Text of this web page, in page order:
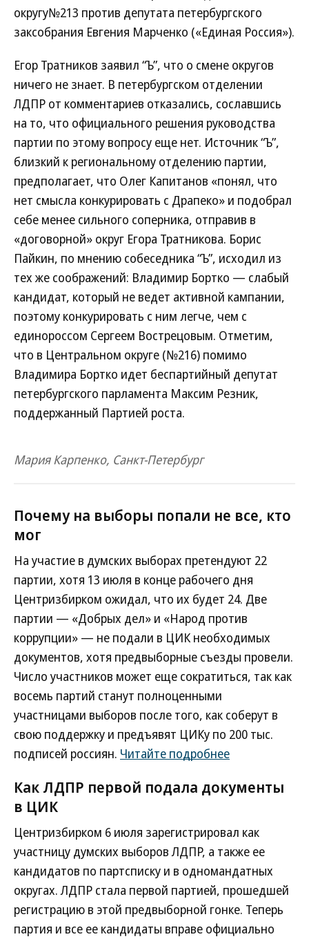
округу№213 против депутата петербургского
заксобрания Евгения Марченко («Единая Россия»).
Егор Тратников заявил “Ъ”, что о смене округов
ничего не знает. В петербургском отделении
ЛДПР от комментариев отказались, сославшись
на то, что официального решения руководства
партии по этому вопросу еще нет. Источник “Ъ”,
близкий к региональному отделению партии,
предполагает, что Олег Капитанов «понял, что
нет смысла конкурировать с Драпеко» и подобрал
себе менее сильного соперника, отправив в
«договорной» округ Егора Тратникова. Борис
Пайкин, по мнению собеседника “Ъ”, исходил из
тех же соображений: Владимир Бортко — слабый
кандидат, который не ведет активной кампании,
поэтому конкурировать с ним легче, чем с
единороссом Сергеем Вострецовым. Отметим,
что в Центральном округе (№216) помимо
Владимира Бортко идет беспартийный депутат
петербургского парламента Максим Резник,
поддержанный Партией роста.
Мария Карпенко, Санкт-Петербург
Почему на выборы попали не все, кто
мог
На участие в думских выборах претендуют 22
партии, хотя 13 июля в конце рабочего дня
Центризбирком ожидал, что их будет 24. Две
партии — «Добрых дел» и «Народ против
коррупции» — не подали в ЦИК необходимых
документов, хотя предвыборные съезды провели.
Число участников может еще сократиться, так как
восемь партий станут полноценными
участницами выборов после того, как соберут в
свою поддержку и предъявят ЦИКу по 200 тыс.
подписей россиян. Читайте подробнее
Как ЛДПР первой подала документы
в ЦИК
Центризбирком 6 июля зарегистрировал как
участницу думских выборов ЛДПР, а также ее
кандидатов по партсписку и в одномандатных
округах. ЛДПР стала первой партией, прошедшей
регистрацию в этой предвыборной гонке. Теперь
партия и все ее кандидаты вправе официально